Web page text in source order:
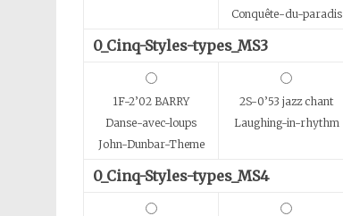
Conquête-du-paradis
0_Cinq-Styles-types_MS3
1F-2’02 BARRY
Danse-avec-loups
John-Dunbar-Theme
2S-0’53 jazz chant
Laughing-in-rhythm
0_Cinq-Styles-types_MS4